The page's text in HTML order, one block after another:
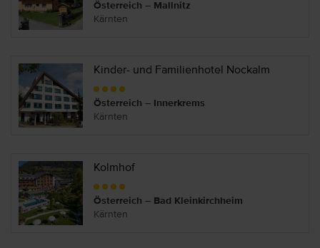
Österreich – Mallnitz
Kärnten
Kinder- und Familienhotel Nockalm
Österreich – Innerkrems
Kärnten
Kolmhof
Österreich – Bad Kleinkirchheim
Kärnten